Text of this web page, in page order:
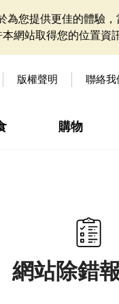
您提供更佳的體驗
網站取得您的位置資
版權聲明 聯絡我
購物
網站除錯